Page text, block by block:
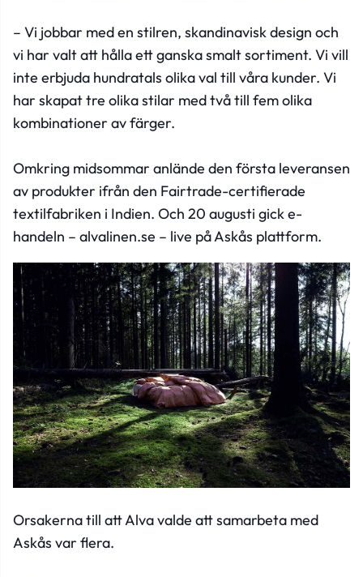
– Vi jobbar med en stilren, skandinavisk design och
vi har valt att hålla ett ganska smalt sortiment. Vi vill
inte erbjuda hundratals olika val till våra kunder. Vi
har skapat tre olika stilar med två till fem olika
kombinationer av färger.
Omkring midsommar anlände den första leveransen
av produkter ifrån den Fairtrade-certifierade
textilfabriken i Indien. Och 20 augusti gick e-
handeln – alvalinen.se – live på Askås plattform.
Orsakerna till att Alva valde att samarbeta med
Askås var flera.